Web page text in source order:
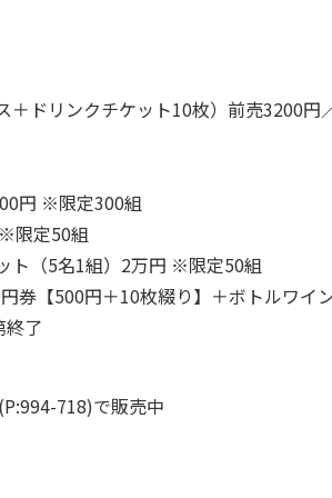
＋ドリンクチケット10枚）前売3200
円 ※限定300組
定50組
（5名1組）2万円 ※限定50組
券【500円＋10枚綴り】＋ボトルワイ
了
718)で販売中